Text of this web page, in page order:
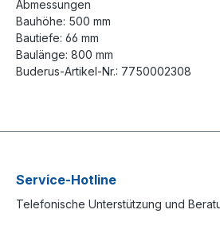
Abmessungen
Bauhöhe: 500 mm
Bautiefe: 66 mm
Baulänge: 800 mm
Buderus-Artikel-Nr.: 7750002308
Service-Hotline
Telefonische Unterstützung und